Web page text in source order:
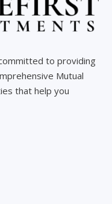
to providing
Mutual
that help you